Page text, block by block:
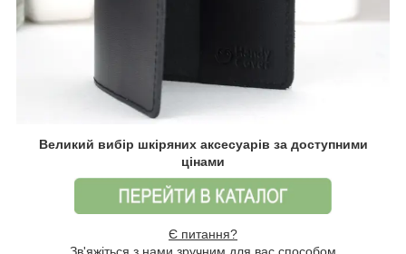
Великий вибір шкіряних аксесуарів за доступними
цінами
Є питання?